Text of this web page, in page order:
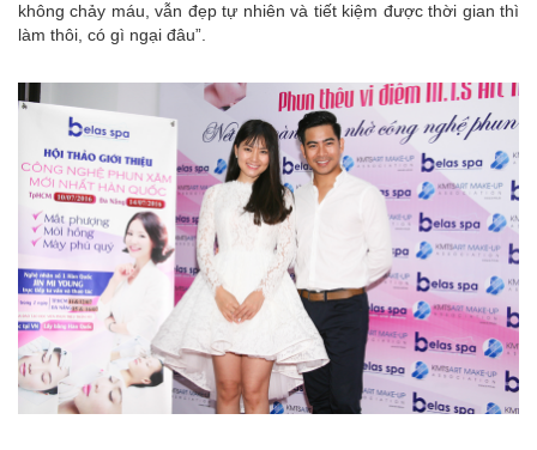
không chảy máu, vẫn đẹp tự nhiên và tiết kiệm được thời gian thì
làm thôi, có gì ngại đâu”.